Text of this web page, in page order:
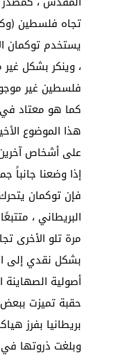
تجاه فلسطين
يستخدم توكمان
، وينكر بشكل غير
فلسطين غير
كما هو معتاد
هذا الموضوع
على أشخاص
إذا وضعنا جانباً
فإن توكمان
البريطاني ،
مرة تلو الأخرى
بشكل نقدي إلى
أصولية الصهاينة
حقبة تميزت
بريطانيا بفرز
وبلغت ذروتها